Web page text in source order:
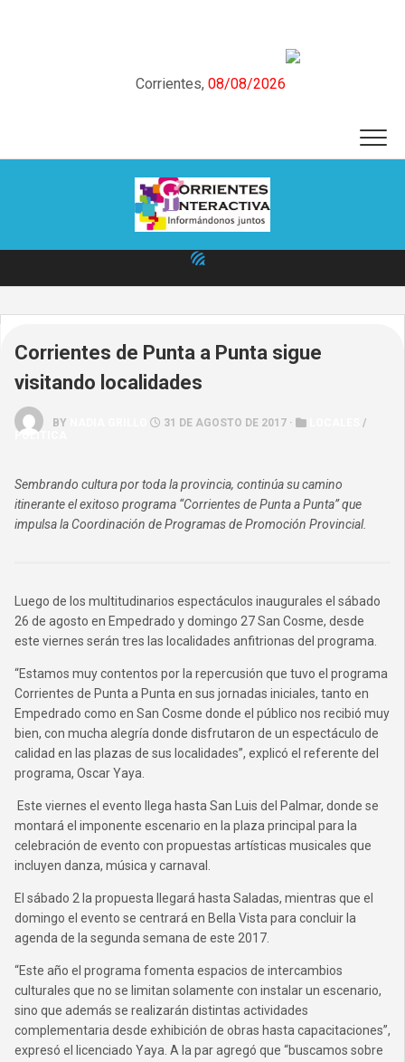
Corrientes, 08/08/2026
Corrientes de Punta a Punta sigue
visitando localidades
BY 31 DE AGOSTO DE 2017 ·
/
POLÍTICA
Sembrando cultura por toda la provincia, continúa su camino
itinerante el exitoso programa “Corrientes de Punta a Punta” que
impulsa la Coordinación de Programas de Promoción Provincial.
Luego de los multitudinarios espectáculos inaugurales el sábado
26 de agosto en Empedrado y domingo 27 San Cosme, desde
este viernes serán tres las localidades anfitrionas del programa.
“Estamos muy contentos por la repercusión que tuvo el programa
Corrientes de Punta a Punta en sus jornadas iniciales, tanto en
Empedrado como en San Cosme donde el público nos recibió muy
bien, con mucha alegría donde disfrutaron de un espectáculo de
calidad en las plazas de sus localidades”, explicó el referente del
programa, Oscar Yaya.
Este viernes el evento llega hasta San Luis del Palmar, donde se
montará el imponente escenario en la plaza principal para la
celebración de evento con propuestas artísticas musicales que
incluyen danza, música y carnaval.
El sábado 2 la propuesta llegará hasta Saladas, mientras que el
domingo el evento se centrará en Bella Vista para concluir la
agenda de la segunda semana de este 2017.
“Este año el programa fomenta espacios de intercambios
culturales que no se limitan solamente con instalar un escenario,
sino que además se realizarán distintas actividades
complementaria desde exhibición de obras hasta capacitaciones”,
expresó el licenciado Yaya. A la par agregó que “buscamos sobre